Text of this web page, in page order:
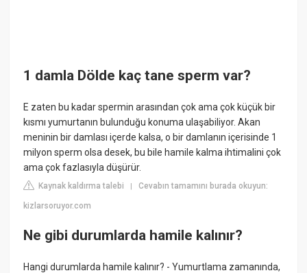
1 damla Dölde kaç tane sperm var?
E zaten bu kadar spermin arasından çok ama çok küçük bir
kısmı yumurtanın bulunduğu konuma ulaşabiliyor. Akan
meninin bir damlası içerde kalsa, o bir damlanın içerisinde 1
milyon sperm olsa desek, bu bile hamile kalma ihtimalini çok
ama çok fazlasıyla düşürür.
Kaynak kaldırma talebi |Cevabın tamamını burada okuyun:
kizlarsoruyor.com
Ne gibi durumlarda hamile kalınır?
Hangi durumlarda hamile kalınır? - Yumurtlama zamanında,